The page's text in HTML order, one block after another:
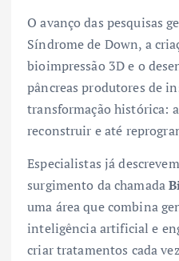
O avanço das pesquisas
Síndrome de Down, a
bioimpressão 3D e o
pâncreas produtores de
transformação histórica:
reconstruir e até
Especialistas já
surgimento da chamada
uma área que combina
inteligência artificial e
criar tratamentos cada